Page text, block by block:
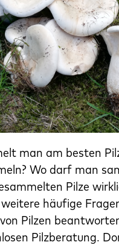
man am besten
Wo darf man
Pilze
häufige
Pilzen
Pilzberatung.